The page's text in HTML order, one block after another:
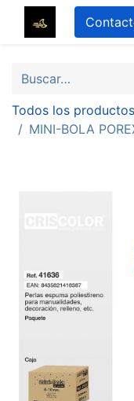
Todos los productos
MINI-BOLA